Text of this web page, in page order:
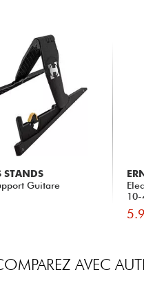
STANDS
Guitare
10-
AVEC